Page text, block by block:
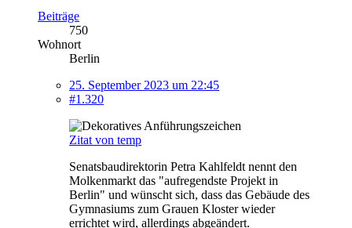
Beiträge
750
Wohnort
Berlin
25. September 2023 um 22:45
#1.320
Zitat von temp
Senatsbaudirektorin Petra Kahlfeldt nennt den
Molkenmarkt das "aufregendste Projekt in
Berlin" und wünscht sich, dass das Gebäude des
Gymnasiums zum Grauen Kloster wieder
errichtet wird, allerdings abgeändert.